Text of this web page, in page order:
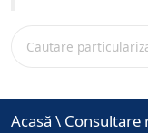
Acasă \ Consultare